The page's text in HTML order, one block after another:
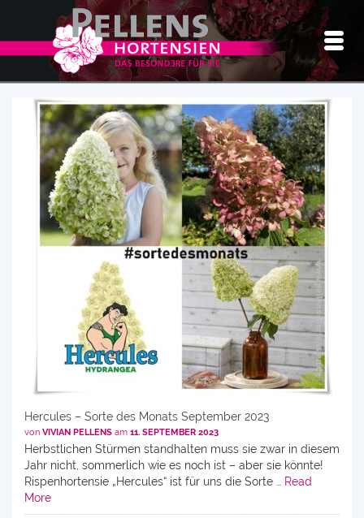
Hercules – Sorte des Monats September 2023
von VIVIAN PELLENS am 11. SEPTEMBER 2023
Herbstlichen Stürmen standhalten muss sie zwar in diesem
Jahr nicht, sommerlich wie es noch ist – aber sie könnte!
Rispenhortensie „Hercules“ ist für uns die Sorte …
Read
More